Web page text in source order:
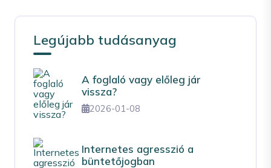
Legújabb tudásanyag
A foglaló vagy előleg jár
vissza?
2026-01-08
Internetes agresszió a
büntetőjogban